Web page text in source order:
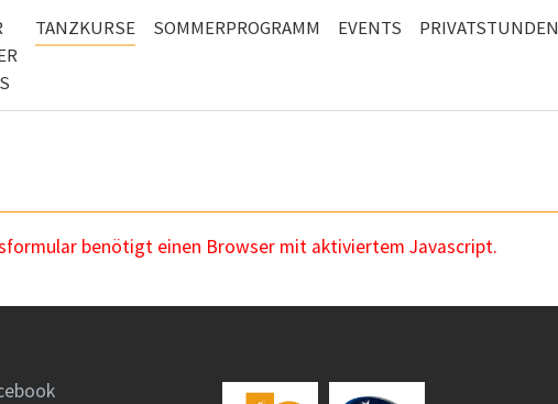
TANZKURSE SOMMERPROGRAMM EVENTS PRIVATSTUNDEN
benötigt einen Browser mit aktiviertem Javascript.